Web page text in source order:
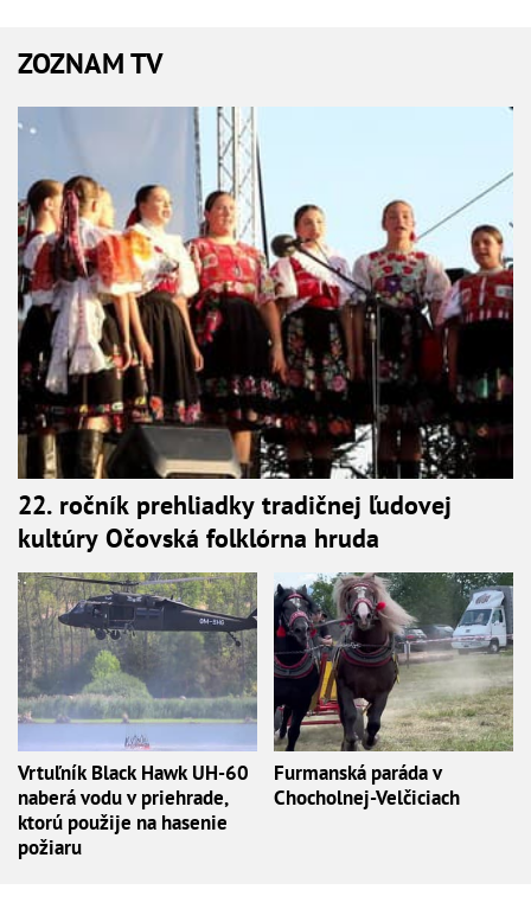
ZOZNAM TV
22. ročník prehliadky tradičnej ľudovej
kultúry Očovská folklórna hruda
Vrtuľník Black Hawk UH-60
naberá vodu v priehrade,
ktorú použije na hasenie
požiaru
Furmanská paráda v
Chocholnej-Velčiciach